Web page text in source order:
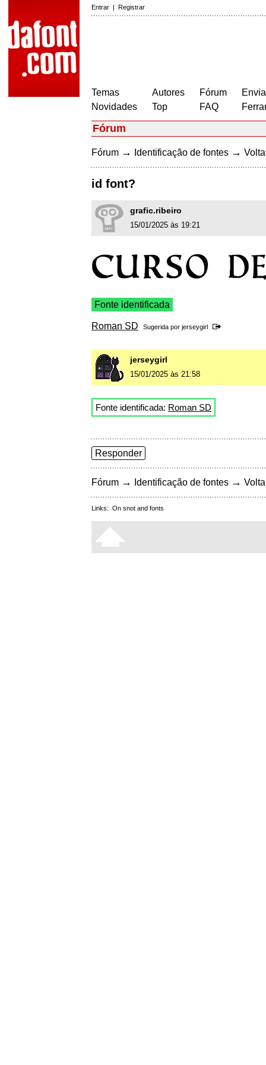
Entrar | Registrar
Temas
Novidades
Autores
Top
Fórum
FAQ
Fórum
Fórum → Identificação de fontes →
id font?
grafic.ribeiro
15/01/2025 às 19:21
Fonte identificada
Roman SD Sugerida por jerseygirl
jerseygirl
15/01/2025 às 21:58
Fonte identificada: Roman SD
Responder
Fórum → Identificação de fontes →
Links: On snot and fonts